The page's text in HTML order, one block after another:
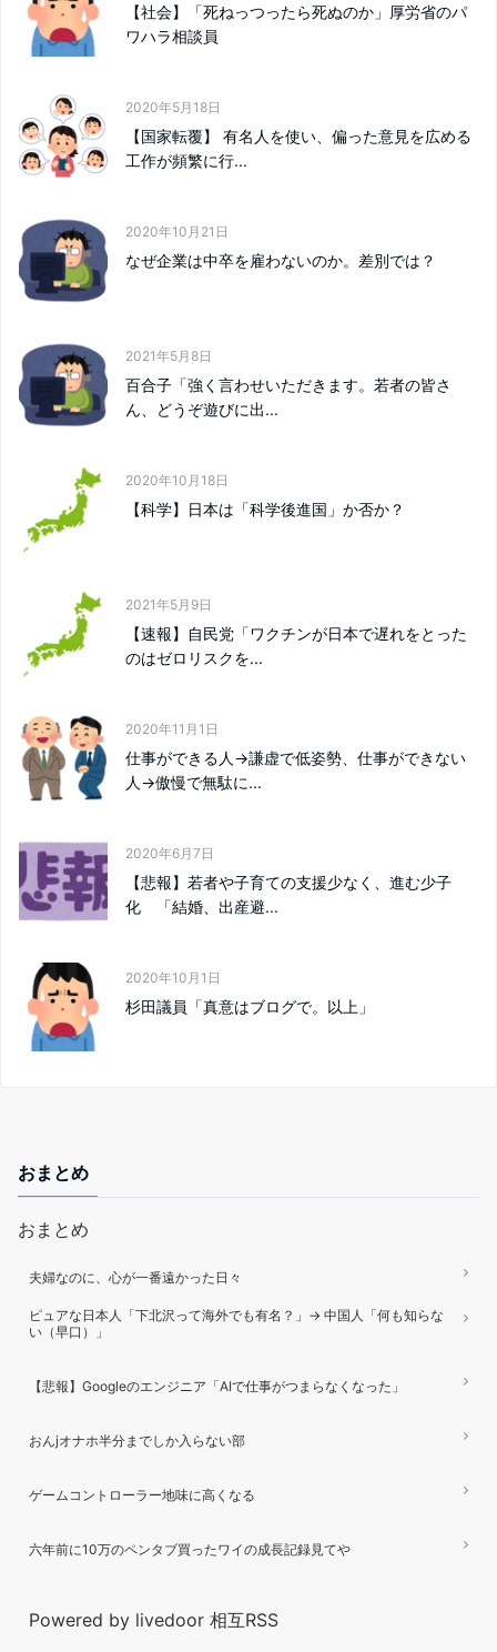
【社会】「死ねっつったら死ぬのか」厚労省のパ
ワハラ相談員
2020年5月18日
【国家転覆】 有名人を使い、偏った意見を広める
工作が頻繁に行...
2020年10月21日
なぜ企業は中卒を雇わないのか。差別では？
2021年5月8日
百合子「強く言わせいただきます。若者の皆さ
ん、どうぞ遊びに出...
2020年10月18日
【科学】日本は「科学後進国」か否か？
2021年5月9日
【速報】自民党「ワクチンが日本で遅れをとった
のはゼロリスクを...
2020年11月1日
仕事ができる人→謙虚で低姿勢、仕事ができない
人→傲慢で無駄に...
2020年6月7日
【悲報】若者や子育ての支援少なく、進む少子
化 「結婚、出産避...
2020年10月1日
杉田議員「真意はブログで。以上」
おまとめ
おまとめ
夫婦なのに、心が一番遠かった日々
ピュアな日本人「下北沢って海外でも有名？」→ 中国人「何も知らな
い（早口）」
【悲報】Googleのエンジニア「AIで仕事がつまらなくなった」
おんjオナホ半分までしか入らない部
ゲームコントローラー地味に高くなる
六年前に10万のペンタブ買ったワイの成長記録見てや
Powered by livedoor 相互RSS